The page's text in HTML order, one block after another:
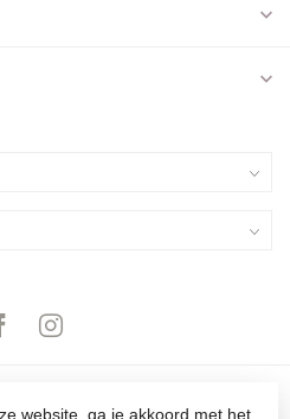
website, ga je akkoord met het